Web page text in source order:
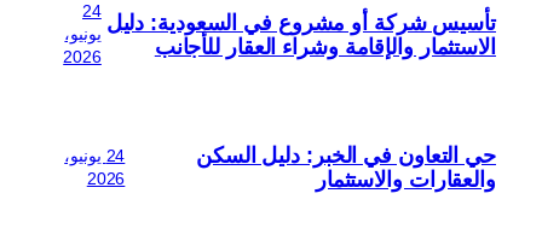
تأسيس شركة أو مشروع في السعودية: دليل
الاستثمار والإقامة وشراء العقار للأجانب
24
يونيو،
2026
حي التعاون في الخبر: دليل السكن
والعقارات والاستثمار
24 يونيو،
2026